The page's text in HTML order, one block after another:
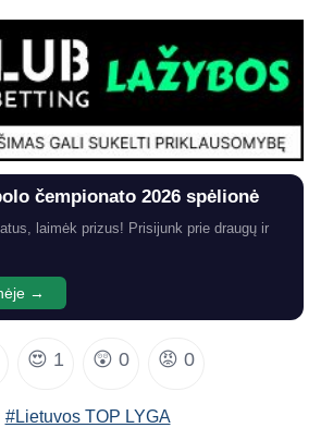
čempionato 2026 spėlionė
laimėk prizus! Prisijunk prie draugų ir
→
😍 1 😲 0 😡 0
#Lietuvos TOP LYGA